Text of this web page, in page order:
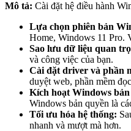
Mô tả: Cài đặt hệ điều hành
Lựa chọn phiên bản
Home, Windows 11 Pro.
Sao lưu dữ liệu quan
và công việc của bạn.
Cài đặt driver và phần
duyệt web, phần mềm
Kích hoạt Windows
Windows bản quyền là
Tối ưu hóa hệ thống:
nhanh và mượt mà hơn.